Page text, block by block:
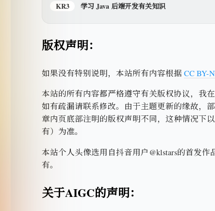
KR3 学习 Java 后端开发有关知识
版权声明：
如果没有特别说明，本站所有内容根据 CC BY-
本站的所有内容都严格遵守有关版权协议，我
如有疏漏请联系修改。由于主题更新的缘故，
章内页底部注明的版权声明不同，这种情况下
有）为准。
本站个人头像选用自抖音用户@klstars的首发
有。
关于AIGC的声明：